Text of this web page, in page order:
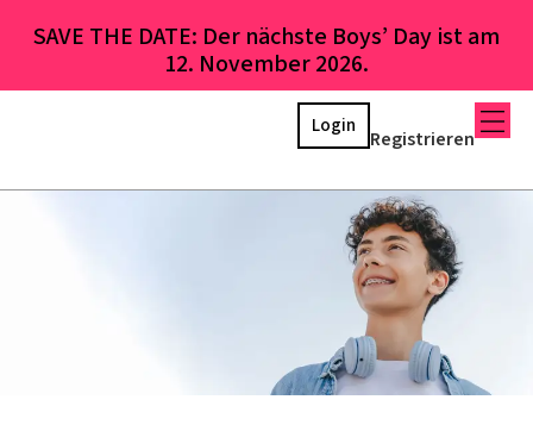
SAVE THE DATE: Der nächste Boys’ Day ist am
12. November 2026.
Registrieren
Login